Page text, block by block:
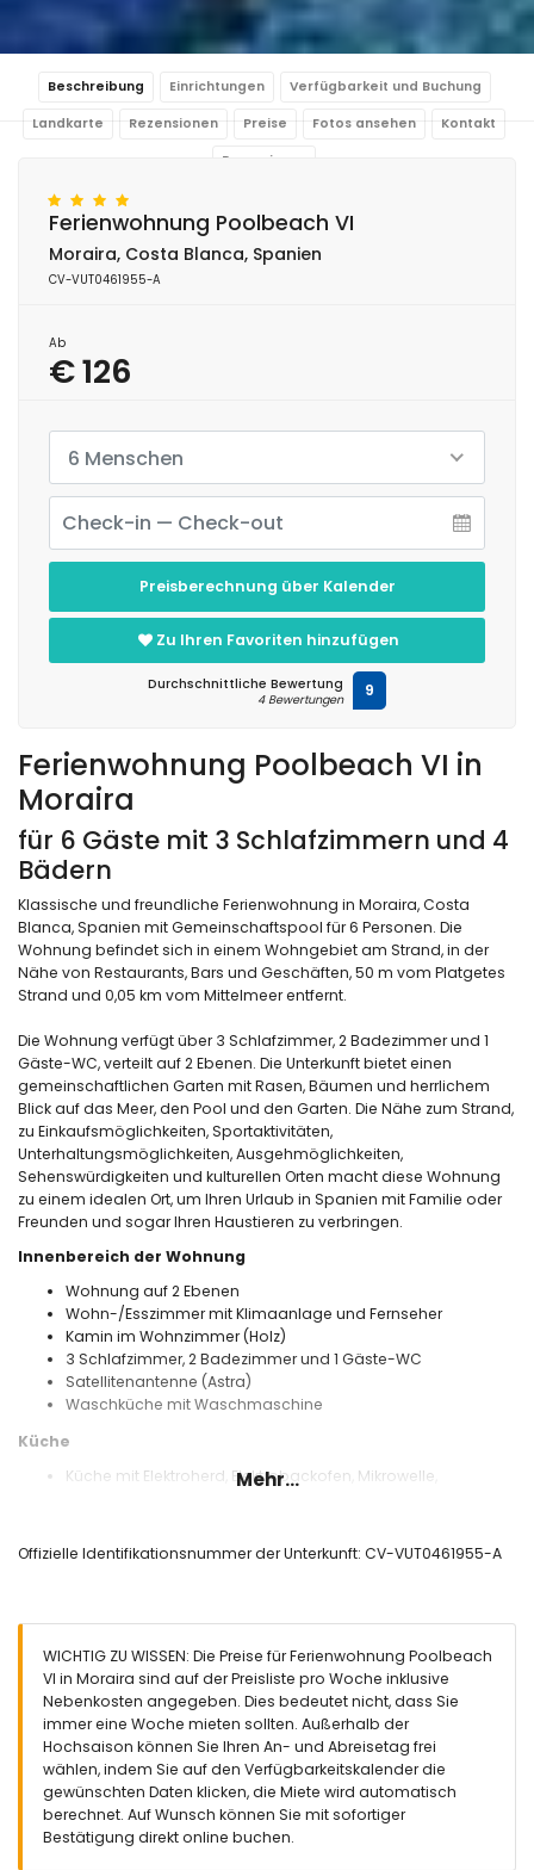
Beschreibung Einrichtungen Verfügbarkeit und Buchung
Landkarte Rezensionen Preise Fotos ansehen Kontakt
Reservieren
Ferienwohnung Poolbeach VI in
Moraira
für 6 Gäste mit 3 Schlafzimmern und 4
Bädern
Klassische und freundliche Ferienwohnung in Moraira, Costa
Blanca, Spanien mit Gemeinschaftspool für 6 Personen. Die
Wohnung befindet sich in einem Wohngebiet am Strand, in der
Nähe von Restaurants, Bars und Geschäften, 50 m vom Platgetes
Strand und 0,05 km vom Mittelmeer entfernt.
Die Wohnung verfügt über 3 Schlafzimmer, 2 Badezimmer und 1
Gäste-WC, verteilt auf 2 Ebenen. Die Unterkunft bietet einen
gemeinschaftlichen Garten mit Rasen, Bäumen und herrlichem
Blick auf das Meer, den Pool und den Garten. Die Nähe zum Strand,
zu Einkaufsmöglichkeiten, Sportaktivitäten,
Unterhaltungsmöglichkeiten, Ausgehmöglichkeiten,
Sehenswürdigkeiten und kulturellen Orten macht diese Wohnung
zu einem idealen Ort, um Ihren Urlaub in Spanien mit Familie oder
Freunden und sogar Ihren Haustieren zu verbringen.
Innenbereich der Wohnung
Wohnung auf 2 Ebenen
Wohn-/Esszimmer mit Klimaanlage und Fernseher
Kamin im Wohnzimmer (Holz)
3 Schlafzimmer, 2 Badezimmer und 1 Gäste-WC
Satellitenantenne (Astra)
Waschküche mit Waschmaschine
Küche
Küche mit Elektroherd, Elektrobackofen, Mikrowelle,
Schlafzimmer und Badezimmer
En-suite Badezimmer mit Einzelwaschbecken, Dusche und
WC
Badezimmer mit Einzelwaschbecken,
Badewannen-/Duschkombination, Bidet und WC
Außenbereich der Wohnung
Eingezäuntes Grundstück
Gemeinschaftspool von 15m x 6m und 2m Tiefe
Gemeinschaftsgarten mit Rasen und Bäumen
Mehr...
Offizielle Identifikationsnummer der Unterkunft: CV-VUT0461955-A
WICHTIG ZU WISSEN: Die Preise für Ferienwohnung Poolbeach
VI in Moraira sind auf der Preisliste pro Woche inklusive
Nebenkosten angegeben. Dies bedeutet nicht, dass Sie
immer eine Woche mieten sollten. Außerhalb der
Hochsaison können Sie Ihren An- und Abreisetag frei
wählen, indem Sie auf den Verfügbarkeitskalender die
gewünschten Daten klicken, die Miete wird automatisch
berechnet. Auf Wunsch können Sie mit sofortiger
Bestätigung direkt online buchen.
Ferienwohnung Poolbeach VI
Moraira, Costa Blanca, Spanien
CV-VUT0461955-A
Ab
€ 126
6 Menschen
Preisberechnung über Kalender
Zu Ihren Favoriten hinzufügen
Durchschnittliche Bewertung
4 Bewertungen 9